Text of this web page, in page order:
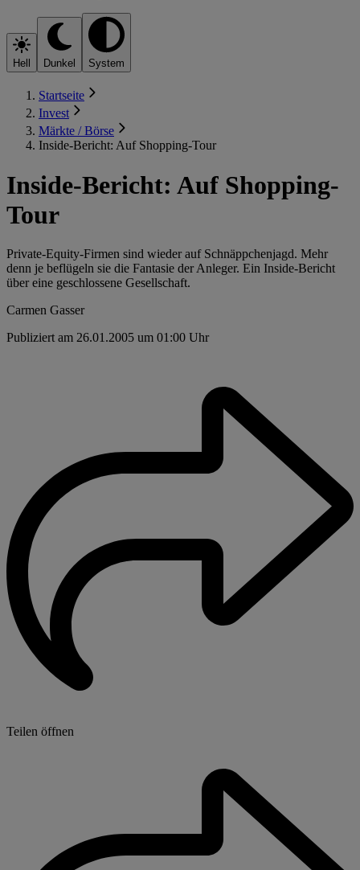
Hell Dunkel System
Startseite
Invest
Märkte / Börse
Inside-Bericht: Auf Shopping-Tour
Inside-Bericht: Auf Shopping-
Tour
Private-Equity-Firmen sind wieder auf Schnäppchenjagd. Mehr
denn je beflügeln sie die Fantasie der Anleger. Ein Inside-Bericht
über eine geschlossene Gesellschaft.
Carmen Gasser
Publiziert am 26.01.2005 um 01:00 Uhr
Teilen öffnen